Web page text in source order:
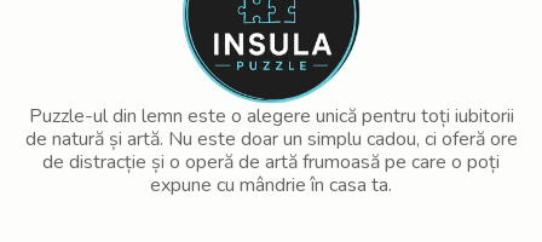
Puzzle-ul din lemn este o alegere unică pentru toți iubitorii
de natură și artă. Nu este doar un simplu cadou, ci oferă ore
de distracție și o operă de artă frumoasă pe care o poți
expune cu mândrie în casa ta.